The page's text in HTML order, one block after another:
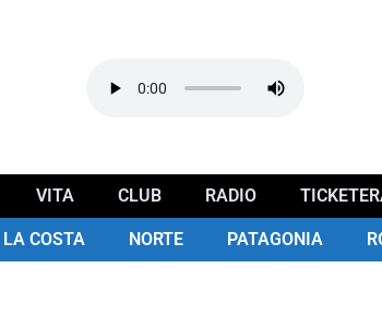
VITA CLUB RADIO
LA COSTA NORTE PATAGONIA